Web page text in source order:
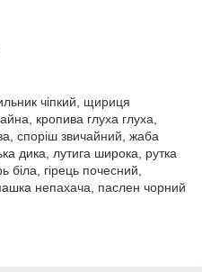
чіпкий, щириця
кропива глуха глуха,
споріш звичайний, жаба
дика, лутига широка, рутка
біла, гірець почесний,
непахача, паслен чорний